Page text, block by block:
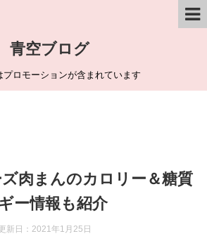
青空ブログ
プロモーションが含まれています
肉まんのカロリー＆糖質
ー情報も紹介
新日： 2021年1月25日